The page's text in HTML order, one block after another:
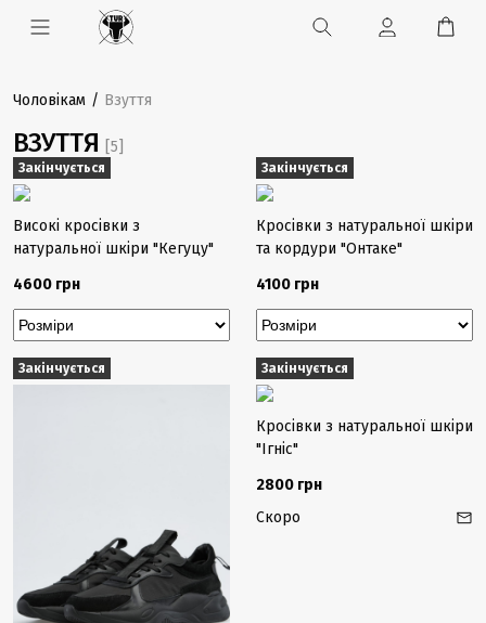
Чоловікам Взуття
ВЗУТТЯ [5]
Закінчується
Високі кросівки з
натуральної шкіри "Кегуцу"
4600 грн
Закінчується
Кросівки з натуральної шкіри
та кордури "Онтаке"
4100 грн
Закінчується Закінчується
Кросівки з натуральної шкіри
"Ігніс"
2800 грн
Скоро